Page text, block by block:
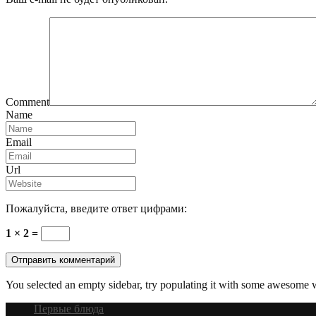
Comment
Name
Email
Url
Пожалуйста, введите ответ цифрами:
1 × 2 =
You selected an empty sidebar, try populating it with some awesome
Первые блюда